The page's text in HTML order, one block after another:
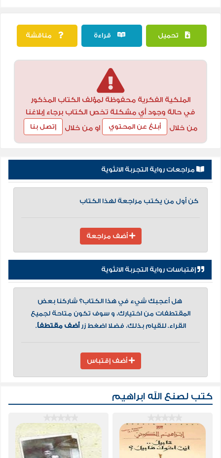
تحميل قراءة مناقشة
الملكية الفكرية محفوظة لمؤلف الكتاب المذكور
في حالة وجود أي مشكلة تخص الكتاب برجاء إبلاغنا
من خلال
أبلغ عن المحتوي او من خلال إتصل بنا
مراجعات رواية التجربة الانثوية
كن أول من يكتب مراجعة لهذا الكتاب
أضف مراجعة
إقتباسات رواية التجربة الانثوية
هل أعجبك شيء في هذا الكتاب؟ شاركنا بعض
المقتطفات من اختيارك، و سوف تكون متاحة لجميع
القراء. للقيام بذلك، فضلا اضغط زرأضف مقتطفاً.
أضف إقتباس
كتب لصنع الله ابراهيم